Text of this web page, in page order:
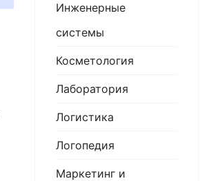
Инженерные
системы
Косметология
Лаборатория
Логистика
Логопедия
Маркетинг и